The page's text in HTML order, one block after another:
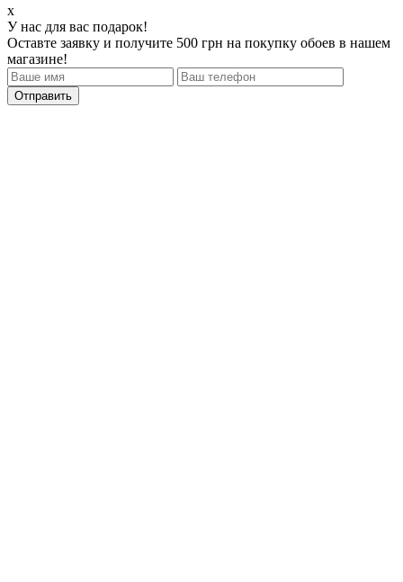
x
У нас для вас подарок!
Оставте заявку и получите 500 грн на покупку обоев в нашем
магазине!